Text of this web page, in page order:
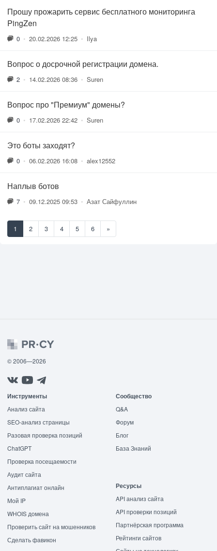
Прошу прожарить сервис бесплатного мониторинга
PingZen
0 • 20.02.2026 12:25 • Ilya
Вопрос о досрочной регистрации домена.
2 • 14.02.2026 08:36 • Suren
Вопрос про "Премиум" домены?
0 • 17.02.2026 22:42 • Suren
Это боты заходят?
0 • 06.02.2026 16:08 • alex12552
Наплыв ботов
7 • 09.12.2025 09:53 • Азат Сайфуллин
1 2 3 4 5 6 »
© 2006—2026
Инструменты
Анализ сайта
SEO-анализ страницы
Разовая проверка позиций
ChatGPT
Проверка посещаемости
Аудит сайта
Антиплагиат онлайн
Мой IP
WHOIS домена
Проверить сайт на мошенников
Сделать фавикон
Сообщество
Q&A
Форум
Блог
База Знаний
Ресурсы
API анализ сайта
API проверки позиций
Партнёрская программа
Рейтинги сайтов